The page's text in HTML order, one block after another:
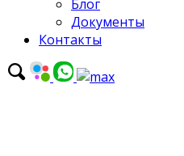
Блог
Документы
Контакты